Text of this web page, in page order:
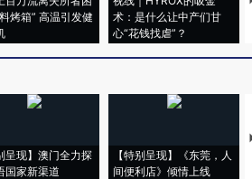
烤箱” 高温引发健
术：是什么让中产们甘
心“花钱找虐”？
呈现】澳门全力探
国家新渠道
【特别呈现】《东莞，人
间便利店》倾情上线